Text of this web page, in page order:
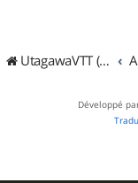
UtagawaVTT (Randos VTT et VTTAE avec traces GPS)
Développé